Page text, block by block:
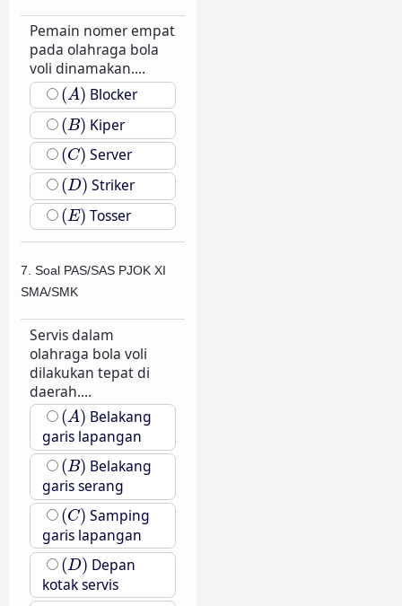
Pemain nomer empat
pada olahraga bola
voli dinamakan....
(A)
(A) Blocker
(B)
(B) Kiper
(C)
(C) Server
(D)
(D) Striker
(E)
(E) Tosser
7. Soal PAS/SAS PJOK XI
SMA/SMK
Servis dalam
olahraga bola voli
dilakukan tepat di
daerah....
(A)
(A) Belakang
garis lapangan
(B)
(B) Belakang
garis serang
(C)
(C) Samping
garis lapangan
(D)
(D) Depan
kotak servis